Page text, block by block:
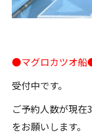
●マグロカツオ
受付中です。
ご予約人数が現在
をお願いします。